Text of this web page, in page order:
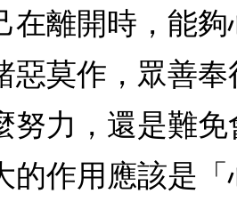
在離開時，能夠
惡莫作，眾善奉
努力，還是難免
的作用應該是「